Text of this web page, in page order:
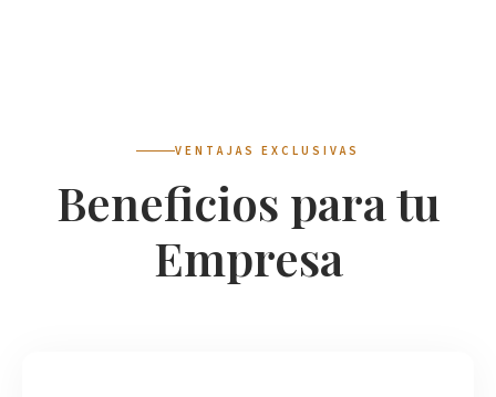
VENTAJAS EXCLUSIVAS
Beneficios para tu
Empresa